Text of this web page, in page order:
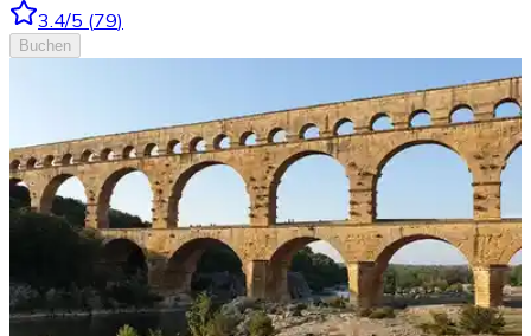
3.4/5 (79)
Buchen